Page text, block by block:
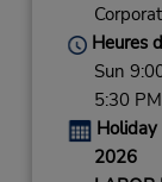
Heures
Sun
5:30
Holiday
2026